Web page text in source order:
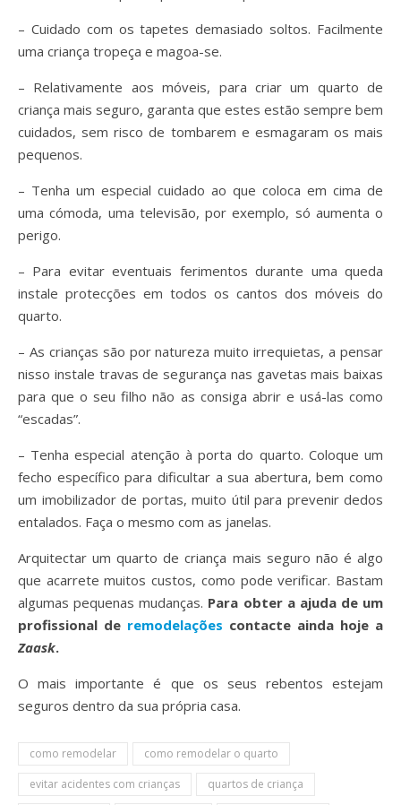
– Cuidado com os tapetes demasiado soltos. Facilmente
uma criança tropeça e magoa-se.
– Relativamente aos móveis, para criar um quarto de
criança mais seguro, garanta que estes estão sempre bem
cuidados, sem risco de tombarem e esmagaram os mais
pequenos.
– Tenha um especial cuidado ao que coloca em cima de
uma cómoda, uma televisão, por exemplo, só aumenta o
perigo.
– Para evitar eventuais ferimentos durante uma queda
instale protecções em todos os cantos dos móveis do
quarto.
– As crianças são por natureza muito irrequietas, a pensar
nisso instale travas de segurança nas gavetas mais baixas
para que o seu filho não as consiga abrir e usá-las como
“escadas”.
– Tenha especial atenção à porta do quarto. Coloque um
fecho específico para dificultar a sua abertura, bem como
um imobilizador de portas, muito útil para prevenir dedos
entalados. Faça o mesmo com as janelas.
Arquitectar um quarto de criança mais seguro não é algo
que acarrete muitos custos, como pode verificar. Bastam
algumas pequenas mudanças. Para obter a ajuda de um
profissional de remodelações contacte ainda hoje a
Zaask.
O mais importante é que os seus rebentos estejam
seguros dentro da sua própria casa.
como remodelar
como remodelar o quarto
evitar acidentes com crianças
quartos de criança